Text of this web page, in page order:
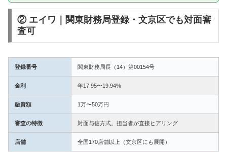
② エイワ｜関東財務局登録・文京区でも対面審
査可
登録番号 関東財務局長（14）第00154号
金利 年17.95〜19.94%
融資額 1万〜50万円
審査の特徴 対面与信方式。担当者が直接ヒアリング
店舗 全国170店舗以上（文京区にも展開）